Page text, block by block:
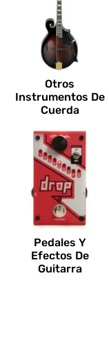
Otros
Instrumentos De
Cuerda
Pedales Y
Efectos De
Guitarra